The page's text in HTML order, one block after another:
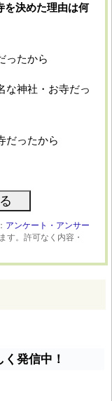
を決めた理由は何
ったから
な神社・お寺だっ
だったから
アンケート・アンサー
す。許可なく内容・
発信中！